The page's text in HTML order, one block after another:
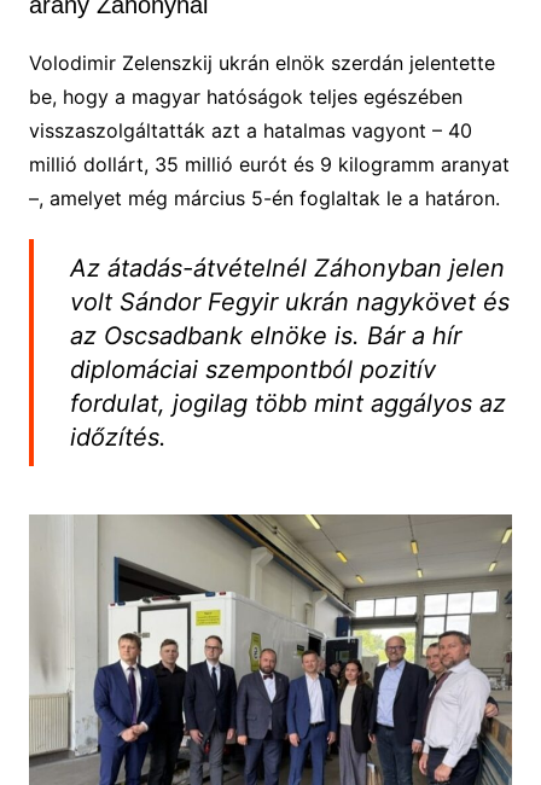
Volodimir Zelenszkij ukrán elnök szerdán jelentette
be, hogy a magyar hatóságok teljes egészében
visszaszolgáltatták azt a hatalmas vagyont – 40
millió dollárt, 35 millió eurót és 9 kilogramm aranyat
–, amelyet még március 5-én foglaltak le a határon.
Az átadás-átvételnél Záhonyban jelen
volt Sándor Fegyir ukrán nagykövet és
az Oscsadbank elnöke is. Bár a hír
diplomáciai szempontból pozitív
fordulat, jogilag több mint aggályos az
időzítés.